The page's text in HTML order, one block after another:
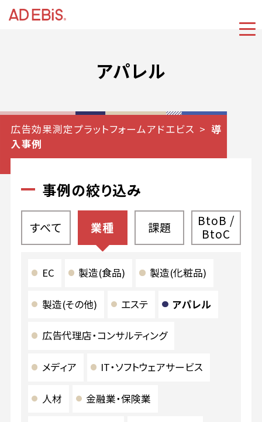
アパレル
広告効果測定プラットフォームアドエビス
導
入事例
事例の絞り込み
すべて 業種 課題
BtoB /
BtoC
EC 製造(食品) 製造(化粧品)
製造(その他) エステ アパレル
広告代理店・コンサルティング
メディア IT・ソフトウェアサービス
人材 金融業・保険業